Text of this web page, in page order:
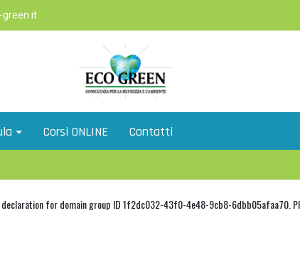
Corsi ONLINE Contatti
declaration for domain group ID 1f2dc032-43f0-4e48-9cb8-6dbb05afaa70.